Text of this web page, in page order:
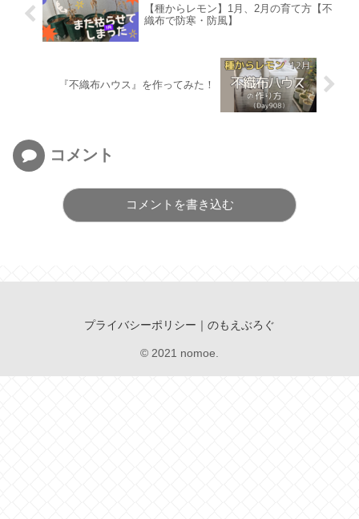
【種からレモン】1月、2月の育て方【不
織布で防寒・防風】
『不織布ハウス』を作ってみた！
コメント
コメントを書き込む
プライバシーポリシー｜のもえぶろぐ
© 2021 nomoe.